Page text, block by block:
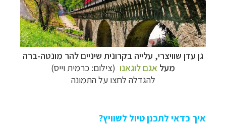
גן עדן שוויצרי, עלייה בקרונית שיניים להר מונטה-ברה
מעל אגם לוגאנו (צילום: כרמית וייס)
להגדלה לחצו על התמונה
איך כדאי לתכנן טיול לשוויץ?